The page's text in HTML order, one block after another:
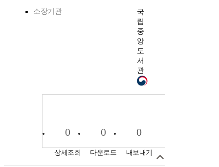
소장기관
국
립
중
앙
도
서
관
0
상세조회
0
다운로드
0
내보내기